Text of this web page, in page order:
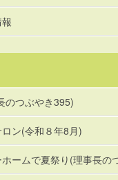
のつぶやき395)
ン(令和８年8月)
ームで夏祭り(理事長の